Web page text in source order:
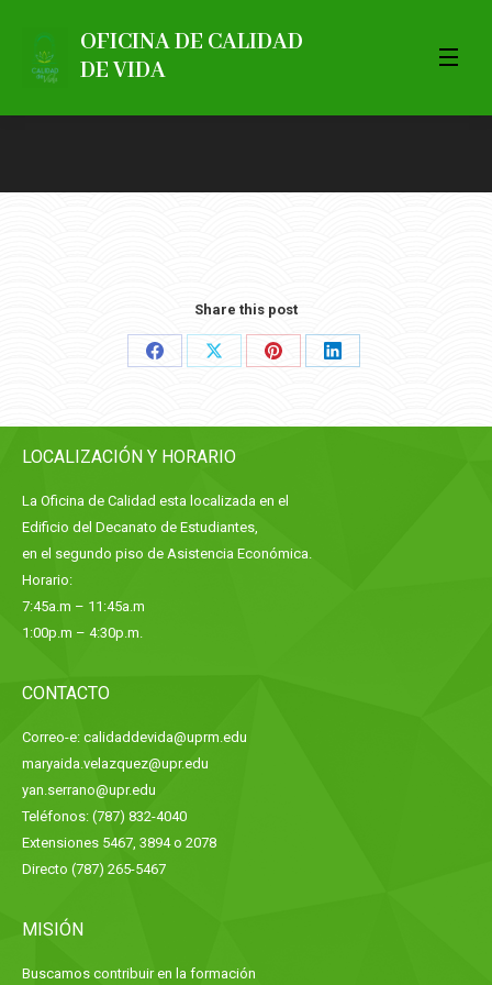
OFICINA DE CALIDAD
DE VIDA
Share this post
Share
Facebook
Share
X
Share
Pinterest
Share
LinkedIn
LOCALIZACIÓN Y HORARIO
La Oficina de Calidad esta localizada en el
Edificio del Decanato de Estudiantes,
en el segundo piso de Asistencia Económica.
Horario:
7:45a.m – 11:45a.m
1:00p.m – 4:30p.m.
CONTACTO
Correo-e: calidaddevida@uprm.edu
maryaida.velazquez@upr.edu
yan.serrano@upr.edu
Teléfonos: (787) 832-4040
Extensiones 5467, 3894 o 2078
Directo (787) 265-5467
MISIÓN
Buscamos contribuir en la formación